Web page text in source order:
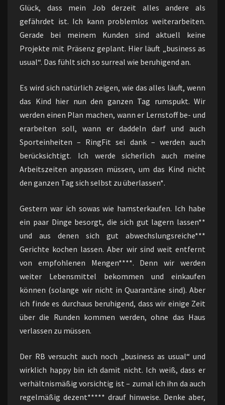
Glück, dass mein Job derzeit alles andere als
gefährdet ist. Ich kann problemlos weiterarbeiten.
Gerade bei meinem Kunden sind aktuell keine
Projekte mit Präsenz geplant. Hier läuft „business as
usual“. Das fühlt sich so surreal wie beruhigend an.
Es wird sich natürlich zeigen, wie das alles läuft, wenn
das Kind hier nun den ganzen Tag rumspukt. Wir
werden einen Plan machen, wann er Lernstoff be- und
erarbeiten soll, wann er daddeln darf und auch
Sporteinheiten – RingFit sei dank – werden auch
berücksichtigt. Ich werde sicherlich auch meine
Arbeitszeiten anpassen müssen, um das Kind nicht
den ganzen Tag sich selbst zu überlassen*.
Gestern war ich sowas wie hamsterkaufen. Ich habe
ein paar Dinge besorgt, die sich gut lagern lassen**
und aus denen sich gut abwechslungsreiche***
Gerichte kochen lassen. Aber wir sind weit entfernt
von empfohlenen Mengen****. Denn wir werden
weiter Lebensmittel bekommen und einkaufen
können (solange wir nicht in Quarantäne sind). Aber
ich finde es durchaus beruhigend, dass wir einige Zeit
über die Runden kommen werden, ohne das Haus
verlassen zu müssen.
Der RB versucht auch noch „business as usual“ und
wirklich happy bin ich damit nicht. Ich weiß, dass er
verhältnismäßig vorsichtig ist – zumal ich ihn da auch
regelmäßig dezent***** drauf hinweise. Denke aber,